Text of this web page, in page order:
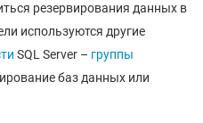
резервирования данных в
используются другие
SQL Server – группы
баз данных или